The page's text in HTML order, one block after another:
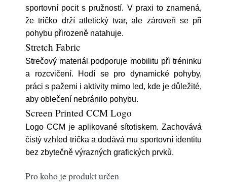
sportovní pocit s pružností. V praxi to znamená,
že tričko drží atletický tvar, ale zároveň se při
pohybu přirozeně natahuje.
Stretch Fabric
Strečový materiál podporuje mobilitu při tréninku
a rozcvičení. Hodí se pro dynamické pohyby,
práci s pažemi i aktivity mimo led, kde je důležité,
aby oblečení nebránilo pohybu.
Screen Printed CCM Logo
Logo CCM je aplikované sítotiskem. Zachovává
čistý vzhled trička a dodává mu sportovní identitu
bez zbytečně výrazných grafických prvků.
Pro koho je produkt určen